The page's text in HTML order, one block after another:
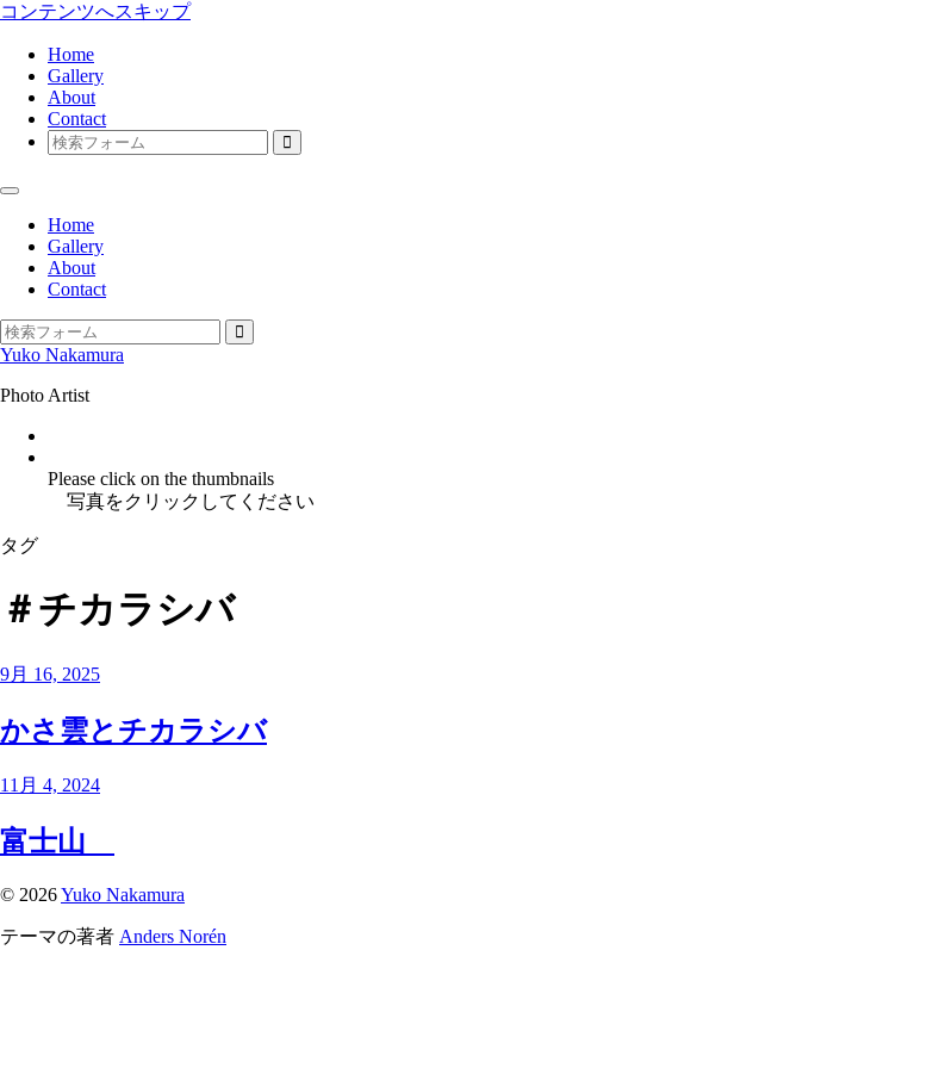
コンテンツへスキップ
Home
Gallery
About
Contact
検
Home
Gallery
About
Contact
検
Yuko Nakamura
Photo Artist
タグ
＃チカラシバ
9月 16, 2025
かさ雲とチカラシバ
11月 4, 2024
富士山
© 2026Yuko Nakamura
テーマの著者 Anders Norén